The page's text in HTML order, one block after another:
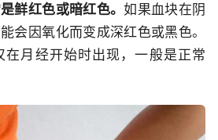
鲜红色或暗红色。如果血块在阴
会因氧化而变成深红色或黑色。
在月经开始时出现，一般是正常